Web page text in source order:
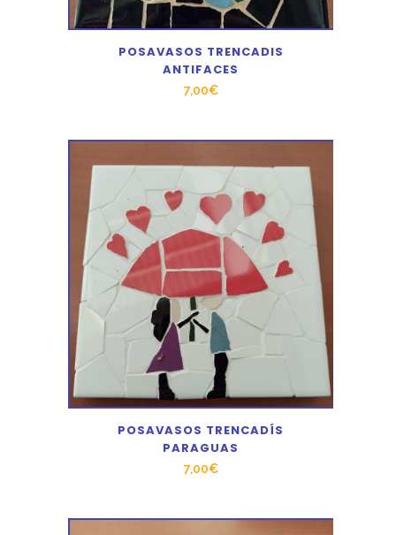
POSAVASOS TRENCADIS
ANTIFACES
7,00€
POSAVASOS TRENCADÍS
PARAGUAS
7,00€